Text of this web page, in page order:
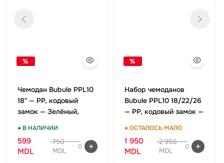
%
Чемодан Bubule PPL10
18" — PP, кодовый
замок — Зелёный,
● В НАЛИЧИИ
599
MDL
750
MDL
0
%
Набор чемоданов
Bubule PPL10 18/22/26
— PP, кодовый замок —
● ОСТАЛОСЬ МАЛО
1 950
MDL
2 950
MDL
0